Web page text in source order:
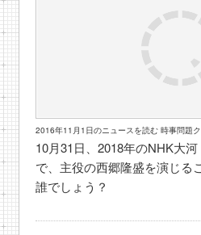
2016年11月1日のニュースを読む 時事問題
10月31日、2018年のNHK大河
で、主役の西郷隆盛を演じる
誰でしょう？